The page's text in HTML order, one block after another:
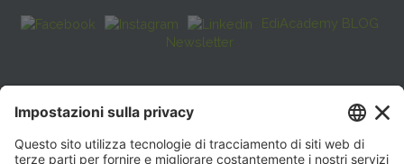
EdiAcademy BLOG
Newsletter
FAQ
CONTATTI